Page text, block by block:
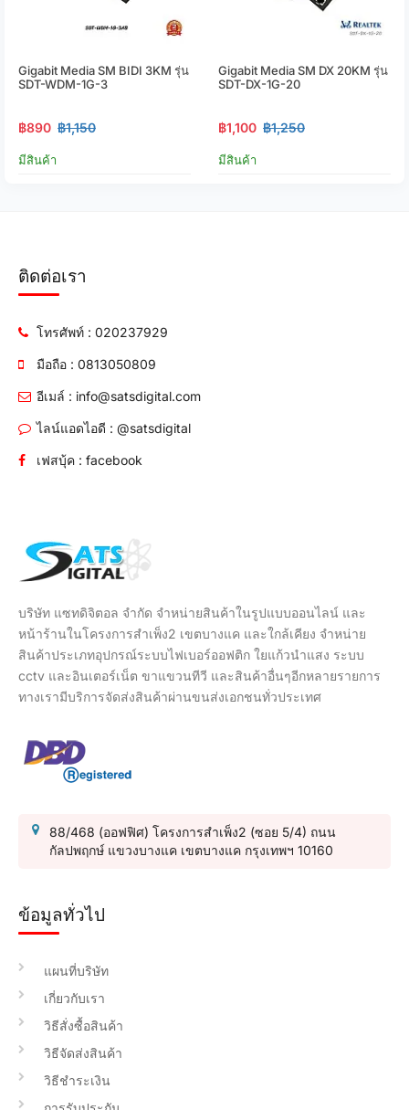
Gigabit Media SM BIDI 3KM รุ่น
SDT-WDM-1G-3
฿890 ฿1,150
มีสินค้า
Gigabit Media SM DX 20KM รุ่น
SDT-DX-1G-20
฿1,100 ฿1,250
มีสินค้า
ติดต่อเรา
โทรศัพท์ : 020237929
มือถือ : 0813050809
อีเมล์ : info@satsdigital.com
ไลน์แอดไอดี : @satsdigital
เฟสบุ้ค : facebook
บริษัท แซทดิจิตอล จำกัด จำหน่ายสินค้าในรูปแบบออนไลน์ และ
หน้าร้านในโครงการสำเพ็ง2 เขตบางแค และใกล้เคียง จำหน่าย
สินค้าประเภทอุปกรณ์ระบบไฟเบอร์ออฟติก ใยแก้วนำแสง ระบบ
cctv และอินเตอร์เน็ต ขาแขวนทีวี และสินค้าอื่นๆอีกหลายรายการ
ทางเรามีบริการจัดส่งสินค้าผ่านขนส่งเอกชนทั่วประเทศ
88/468 (ออฟฟิศ) โครงการสำเพ็ง2 (ซอย 5/4) ถนน
กัลปพฤกษ์ แขวงบางแค เขตบางแค กรุงเทพฯ 10160
ข้อมูลทั่วไป
แผนที่บริษัท
เกี่ยวกับเรา
วิธีสั่งซื้อสินค้า
วิธีจัดส่งสินค้า
วิธีชำระเงิน